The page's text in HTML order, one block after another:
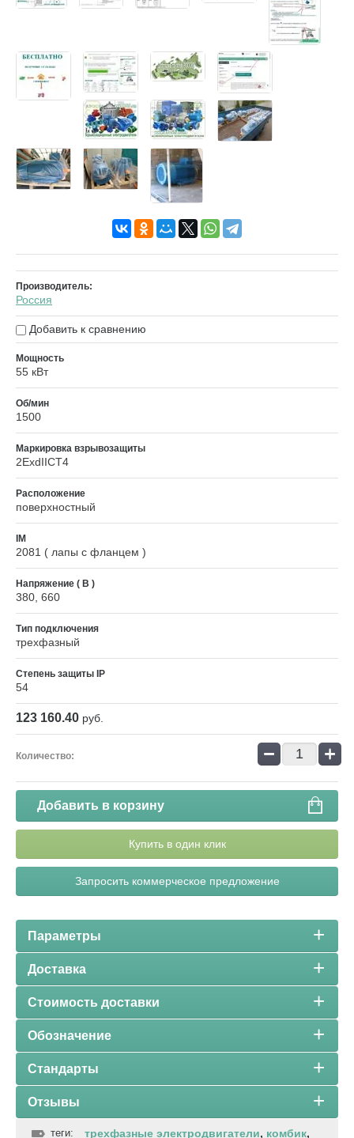
Производитель:
Россия
Добавить к сравнению
Мощность
55 кВт
Об/мин
1500
Маркировка взрывозащиты
2ExdIIСT4
Расположение
поверхностный
IM
2081 ( лапы с фланцем )
Напряжение ( В )
380, 660
Тип подключения
трехфазный
Степень защиты IP
54
123 160.40 руб.
Количество: − +
Добавить в корзину
Купить в один клик
Запросить коммерческое предложение
Параметры
Доставка
Стоимость доставки
Обозначение
Стандарты
Отзывы
теги: трехфазные электродвигатели, комбик,